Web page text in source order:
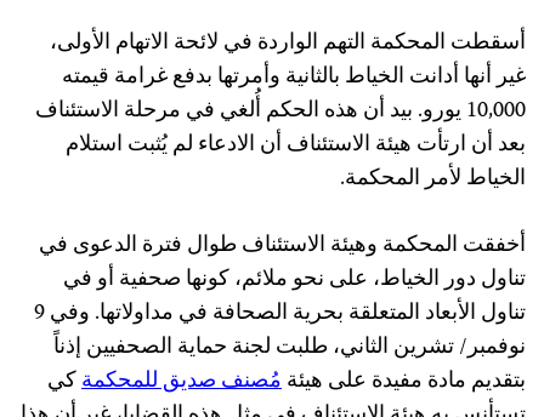
أسقطت المحكمة التهم الواردة في لائحة الاتهام الأولى،
غير أنها أدانت الخياط بالثانية وأمرتها بدفع غرامة قيمته
10,000 يورو. بيد أن هذه الحكم أُلغي في مرحلة الاستئناف
بعد أن ارتأت هيئة الاستئناف أن الادعاء لم يُثبت استلام
الخياط لأمر المحكمة.
أخفقت المحكمة وهيئة الاستئناف طوال فترة الدعوى في
تناول دور الخياط، على نحو ملائم، كونها صحفية أو في
تناول الأبعاد المتعلقة بحرية الصحافة في مداولاتها. وفي 9
نوفمبر/ تشرين الثاني، طلبت لجنة حماية الصحفيين إذناً
بتقديم مادة مفيدة على هيئةمُصنف صديق للمحكمةكي